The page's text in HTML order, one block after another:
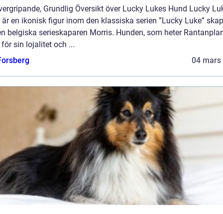
Grundlig Översikt över Lucky Lukes Hund Lucky
en ikonisk figur inom den klassiska serien ”Lucky Luke”
belgiska serieskaparen Morris. Hunden, som heter
sin lojalitet och ...
04 mars